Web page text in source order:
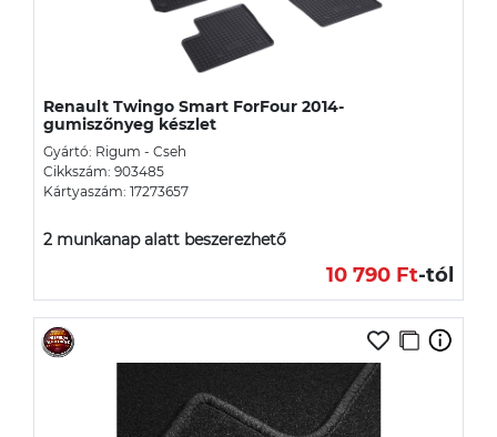
Renault Twingo Smart ForFour 2014-
gumiszőnyeg készlet
Gyártó: Rigum - Cseh
Cikkszám: 903485
Kártyaszám: 17273657
2 munkanap alatt beszerezhető
10 790 Ft-tól